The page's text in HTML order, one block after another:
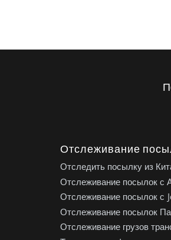
Отслеживание
Отследить посылку из
Отслеживание посылок с
Отслеживание посылок с
Отслеживание посылок
Отслеживание грузов